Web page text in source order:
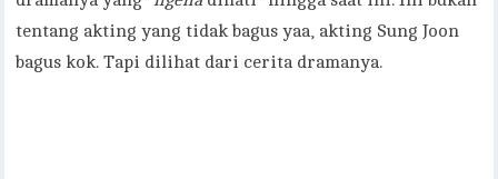
tentang akting yang tidak bagus yaa, akting Sung Joon
bagus kok. Tapi dilihat dari cerita dramanya.